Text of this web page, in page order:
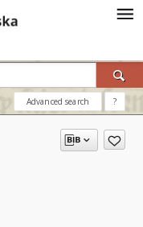
Advanced search ?